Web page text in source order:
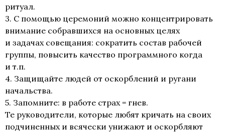
ритуал.
3. С помощью церемоний можно концентрировать
внимание собравшихся на основных целях
и задачах совещания: сократить состав рабочей
группы, повысить качество программного когда
и т.п.
4. Защищайте людей от оскорблений и ругани
начальства.
5. Запомните: в работе страх = гнев.
Те руководители, которые любят кричать на своих
подчиненных и всячески унижают и оскорбляют